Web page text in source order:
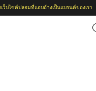
เว็บไซต์ปลอมที่แอบอ้างเป็นแบรนด์ของเรา